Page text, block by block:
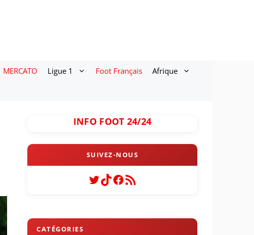
MERCATO Ligue 1 Foot Français Afrique
INFO FOOT 24/24
Twitter
TikTok
Facebook
Flux RSS